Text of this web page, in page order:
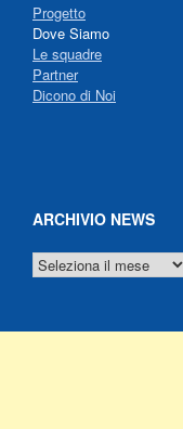
Progetto
Dove Siamo
Le squadre
Partner
Dicono di Noi
ARCHIVIO NEWS
ARCHIVIO
NEWS